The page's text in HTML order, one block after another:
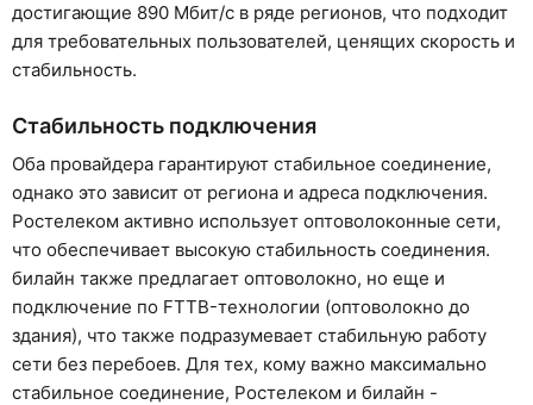
достигающие 890 Мбит/с в ряде регионов, что подходит
для требовательных пользователей, ценящих скорость и
стабильность.
Стабильность подключения
Оба провайдера гарантируют стабильное соединение,
однако это зависит от региона и адреса подключения.
Ростелеком активно использует оптоволоконные сети,
что обеспечивает высокую стабильность соединения.
билайн также предлагает оптоволокно, но еще и
подключение по FTTB-технологии (оптоволокно до
здания), что также подразумевает стабильную работу
сети без перебоев. Для тех, кому важно максимально
стабильное соединение, Ростелеком и билайн -